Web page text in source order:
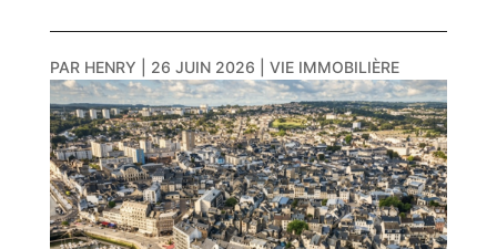
PAR HENRY 26 JUIN 2026 VIE IMMOBILIÈRE